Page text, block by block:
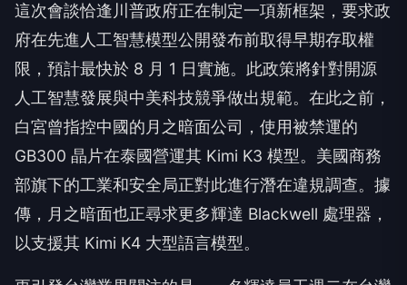
這次會談恰逢川普政府正在制定一項新框架，要求政
府在先進人工智慧模型公開發布前取得早期存取權
限，預計最快於 8 月 1 日實施。此政策將針對開源
人工智慧發展與中美科技競爭做出規範。在此之前，
白宮曾指控中國的月之暗面公司，使用被禁運的
GB300 晶片在泰國營運其 Kimi K3 模型。美國商務
部旗下的工業和安全局正對此進行潛在違規調查。據
傳，月之暗面也正尋求更多輝達 Blackwell 處理器，
以支援其 Kimi K4 大型語言模型。